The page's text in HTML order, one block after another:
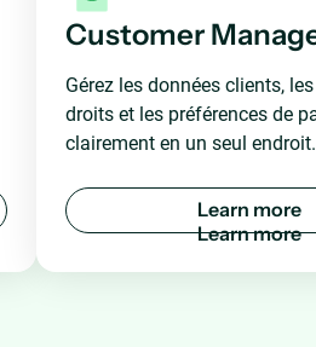
Customer
Gérez les données clients,
droits et les préférences de
clairement en un seul endroit.
Learn more